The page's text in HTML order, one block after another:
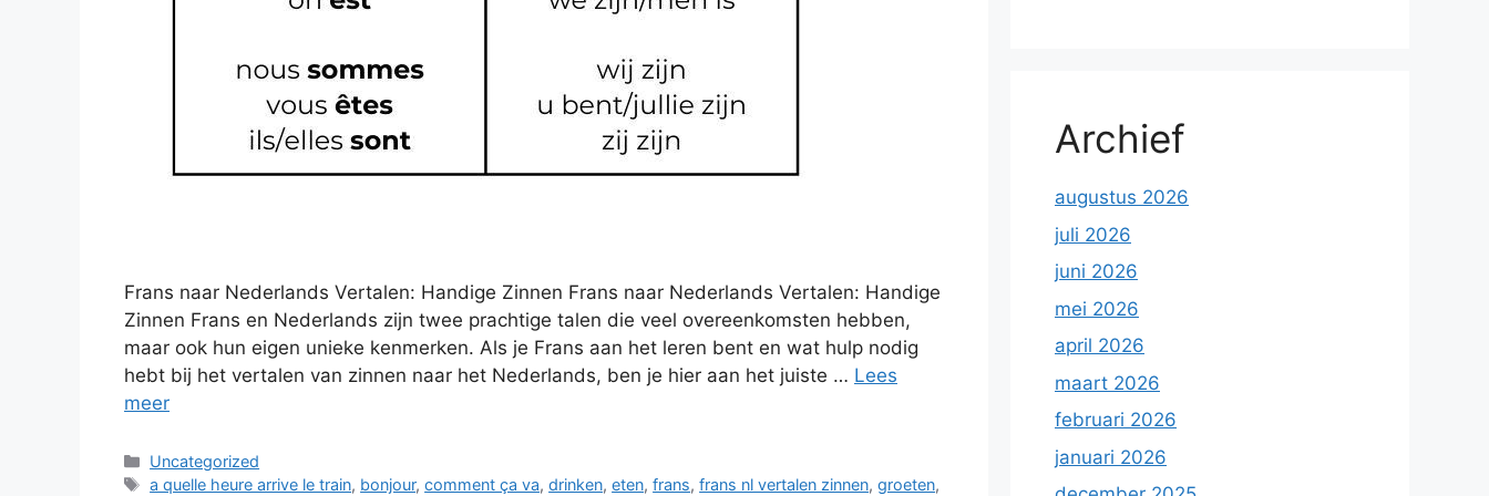
Frans naar Nederlands Vertalen: Handige Zinnen Frans naar Nederlands Vertalen: Handige
Zinnen Frans en Nederlands zijn twee prachtige talen die veel overeenkomsten hebben,
maar ook hun eigen unieke kenmerken. Als je Frans aan het leren bent en wat hulp nodig
hebt bij het vertalen van zinnen naar het Nederlands, ben je hier aan het juiste … Lees
meer
Categorieën
Uncategorized
Tags
a quelle heure arrive le train, bonjour,comment ça va,drinken,eten,frans,frans nl vertalen zinnen,groeten,
Archief
augustus 2026
juli 2026
juni 2026
mei 2026
april 2026
maart 2026
februari 2026
januari 2026